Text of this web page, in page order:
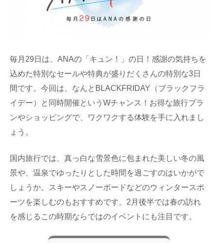
毎月29日は、ANAの「キュン！」の日！感謝の気持ちを
込めた特別なセールや特典が盛りだくさんの特別な3日
間です。今回は、なんとBLACKFRIDAY（ブラックフラ
イデー）と同時開催というWチャンス！お得な旅行プラ
ンやショッピングで、ワクワクする体験を手に入れまし
ょう。
国内旅行では、真っ白な雪景色に包まれた美しい冬の風
景や、温泉でゆったりとした時間を過ごすのはいかがで
しょうか。スキーやスノーボードなどのウィンタースポ
ーツを楽しむのもおすすめです。2月後半では春の訪れ
を感じるこの時期ならではのイベントにも注目です。